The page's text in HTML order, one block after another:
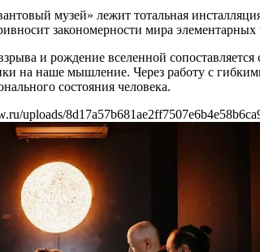
музей» лежит тотальная
закономерности мира
и рождение вселенной
на наше мышление. Через работу с
состояния человека.
uploads/